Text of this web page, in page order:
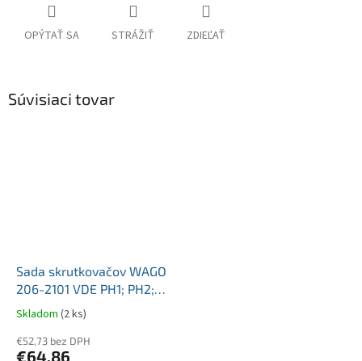
OPÝTAŤ SA STRÁŽIŤ ZDIEĽAŤ
Súvisiaci tovar
Sada skrutkovačov WAGO
206-2101 VDE PH1; PH2;
PZ1; 2,5; 3,5; 5,5;; 1000 V
Skladom (2 ks)
€52,73 bez DPH
€64,86